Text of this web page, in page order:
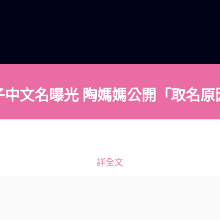
中文名曝光 陶媽媽公開「取名原
詳全文